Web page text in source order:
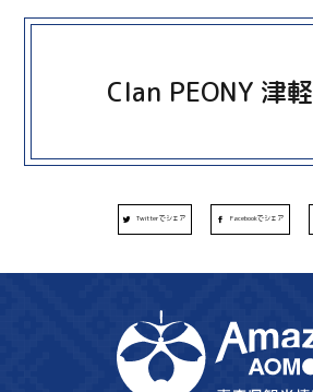
Clan PEONY 津軽
more
Twitterでシェア Facebookでシェア